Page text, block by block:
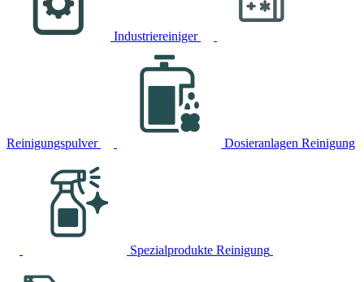
Industriereiniger
Reinigungspulver Dosieranlagen Reinigung
Spezialprodukte Reinigung